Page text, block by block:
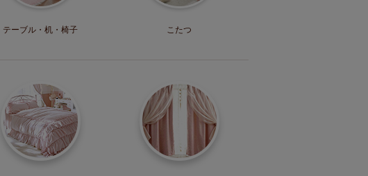
テーブル・机・ 椅子 こたつ